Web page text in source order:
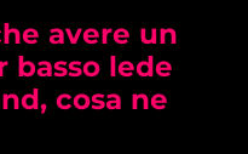
avere un
basso lede
cosa ne